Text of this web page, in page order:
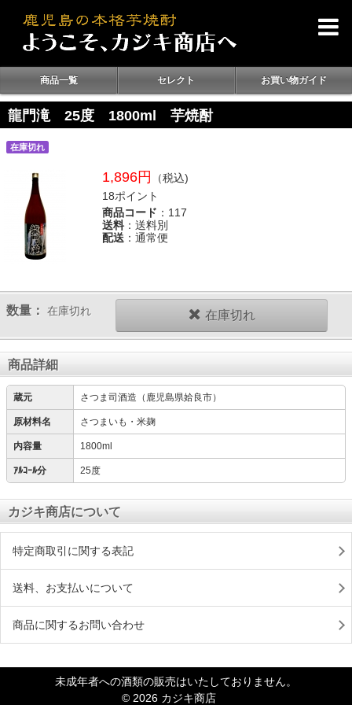
商品一覧 セレクト お買い物ガイド
龍門滝 25度 1800ml 芋焼酎
在庫切れ
1,896円
（税込)
18ポイント
商品コード ：117
送料 ：送料別
配送 ：通常便
数量： 在庫切れ 在庫切れ
商品詳細
蔵元 さつま司酒造（鹿児島県姶良市）
原材料名 さつまいも・米麹
内容量 1800ml
ｱﾙｺｰﾙ分 25度
カジキ商店について
特定商取引に関する表記
送料、お支払いについて
商品に関するお問い合わせ
未成年者への酒類の販売はいたしておりません。
© 2026 カジキ商店